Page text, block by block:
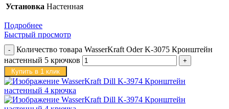
Установка Настенная
Подробнее
Быстрый просмотр
Количество товара WasserKraft Oder K-3075 Кронштейн
настенный 5 крючков
Купить в 1 клик